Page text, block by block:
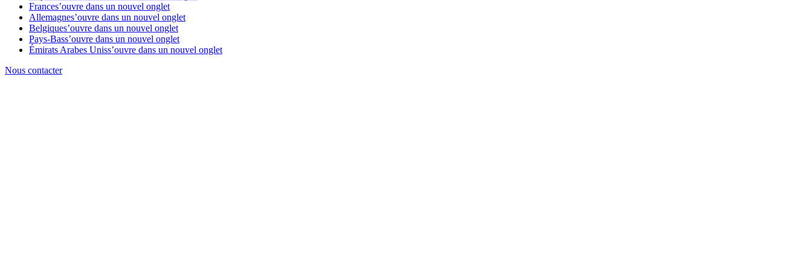
Frances’ouvre dans un nouvel onglet
Allemagnes’ouvre dans un nouvel onglet
Belgiques’ouvre dans un nouvel onglet
Pays-Bass’ouvre dans un nouvel onglet
Émirats Arabes Uniss’ouvre dans un nouvel onglet
Nous contacter